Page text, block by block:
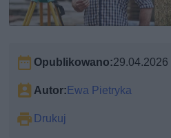
Opublikowano:29.04.2026
Autor: Ewa Pietryka
Drukuj